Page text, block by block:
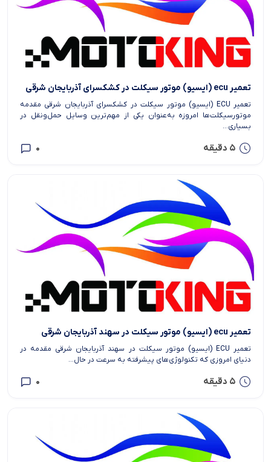
تعمیر ecu (ایسیو) موتور سیکلت در کشکسرای آذربایجان شرقی
تعمیر ECU (ایسیو) موتور سیکلت در کشکسرای آذربایجان شرقی مقدمه
موتورسیکلت‌ها امروزه به‌عنوان یکی از مهم‌ترین وسایل حمل‌ونقل در
بسیاری...
5 دقیقه 0
تعمیر ecu (ایسیو) موتور سیکلت در سهند آذربایجان شرقی
تعمیر ECU (ایسیو) موتور سیکلت در سهند آذربایجان شرقی مقدمه در
دنیای امروزی که تکنولوژی‌های پیشرفته به سرعت در حال...
5 دقیقه 0